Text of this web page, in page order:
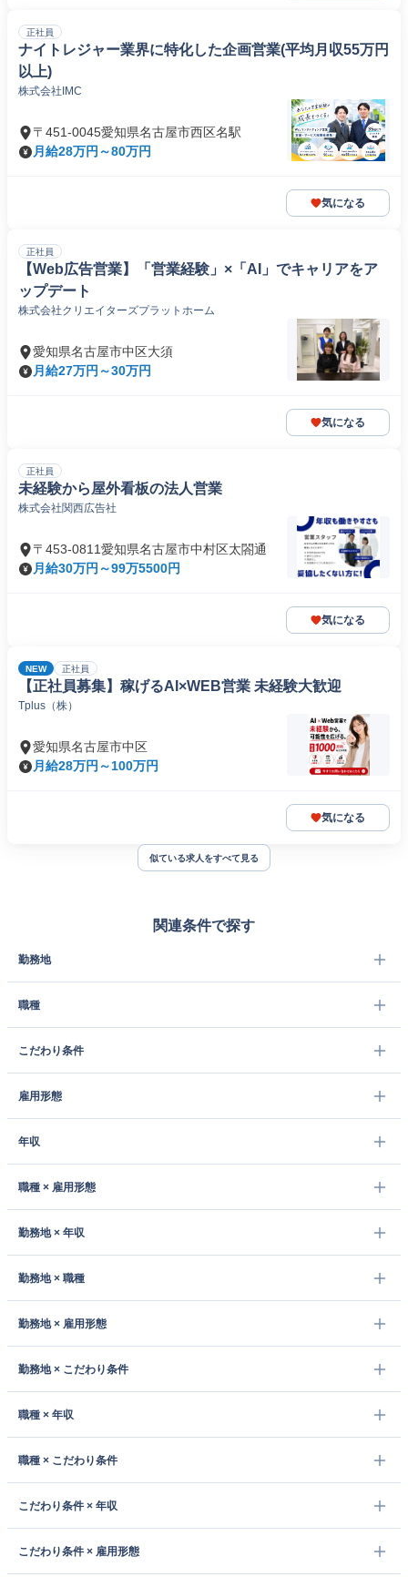
正社員
ナイトレジャー業界に特化した企画営業(平均月収55万円
以上)
株式会社IMC
〒451-0045愛知県名古屋市西区名駅
月給28万円～80万円
気になる
正社員
【Web広告営業】「営業経験」×「AI」でキャリアをア
ップデート
株式会社クリエイターズプラットホーム
愛知県名古屋市中区大須
月給27万円～30万円
気になる
正社員
未経験から屋外看板の法人営業
株式会社関西広告社
〒453-0811愛知県名古屋市中村区太閤通
月給30万円～99万5500円
気になる
NEW 正社員
【正社員募集】稼げるAI×WEB営業 未経験大歓迎
Tplus（株）
愛知県名古屋市中区
月給28万円～100万円
気になる
似ている求人をすべて見る
関連条件で探す
勤務地
職種
こだわり条件
雇用形態
年収
職種 × 雇用形態
勤務地 × 年収
勤務地 × 職種
勤務地 × 雇用形態
勤務地 × こだわり条件
職種 × 年収
職種 × こだわり条件
こだわり条件 × 年収
こだわり条件 × 雇用形態